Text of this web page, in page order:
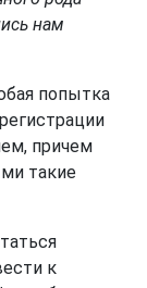
нам
попытка
причем
такие
к